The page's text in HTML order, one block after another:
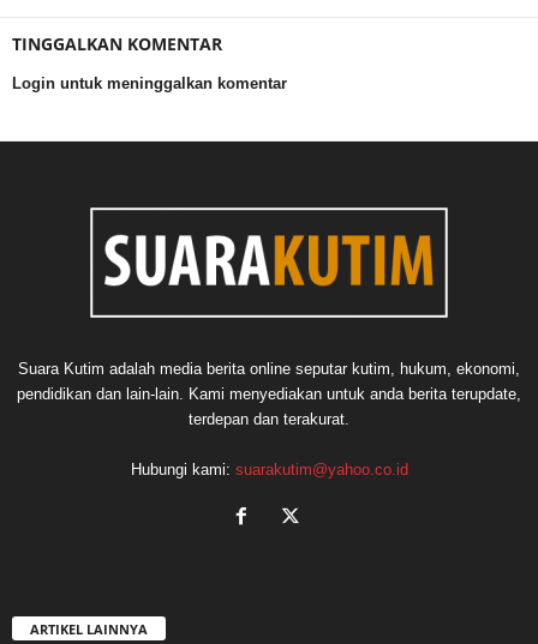
TINGGALKAN KOMENTAR
Login untuk meninggalkan komentar
Suara Kutim adalah media berita online seputar kutim, hukum, ekonomi,
pendidikan dan lain-lain. Kami menyediakan untuk anda berita terupdate,
terdepan dan terakurat.
Hubungi kami: suarakutim@yahoo.co.id
ARTIKEL LAINNYA